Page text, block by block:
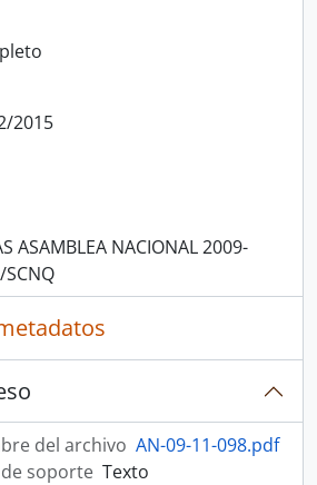
2015
ASAMBLEA NACIONAL 2009-
del archivo AN-09-11-098.pdf
soporte Texto